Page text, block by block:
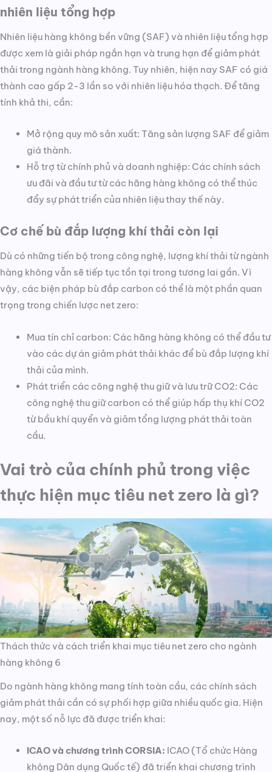
nhiên liệu tổng hợp
Nhiên liệu hàng không bền vững (SAF) và nhiên liệu tổng hợp
được xem là giải pháp ngắn hạn và trung hạn để giảm phát
thải trong ngành hàng không. Tuy nhiên, hiện nay SAF có giá
thành cao gấp 2-3 lần so với nhiên liệu hóa thạch. Để tăng
tính khả thi, cần:
Mở rộng quy mô sản xuất: Tăng sản lượng SAF để giảm
giá thành.
Hỗ trợ từ chính phủ và doanh nghiệp: Các chính sách
ưu đãi và đầu tư từ các hãng hàng không có thể thúc
đẩy sự phát triển của nhiên liệu thay thế này.
Cơ chế bù đắp lượng khí thải còn lại
Dù có những tiến bộ trong công nghệ, lượng khí thải từ ngành
hàng không vẫn sẽ tiếp tục tồn tại trong tương lai gần. Vì
vậy, các biện pháp bù đắp carbon có thể là một phần quan
trọng trong chiến lược net zero:
Mua tín chỉ carbon: Các hãng hàng không có thể đầu tư
vào các dự án giảm phát thải khác để bù đắp lượng khí
thải của mình.
Phát triển các công nghệ thu giữ và lưu trữ CO2: Các
công nghệ thu giữ carbon có thể giúp hấp thụ khí CO2
từ bầu khí quyển và giảm tổng lượng phát thải toàn
cầu.
Vai trò của chính phủ trong việc
thực hiện mục tiêu net zero là gì?
Thách thức và cách triển khai mục tiêu net zero cho ngành
hàng không 6
Do ngành hàng không mang tính toàn cầu, các chính sách
giảm phát thải cần có sự phối hợp giữa nhiều quốc gia. Hiện
nay, một số nỗ lực đã được triển khai:
ICAO và chương trình CORSIA: ICAO (Tổ chức Hàng
không Dân dụng Quốc tế) đã triển khai chương trình